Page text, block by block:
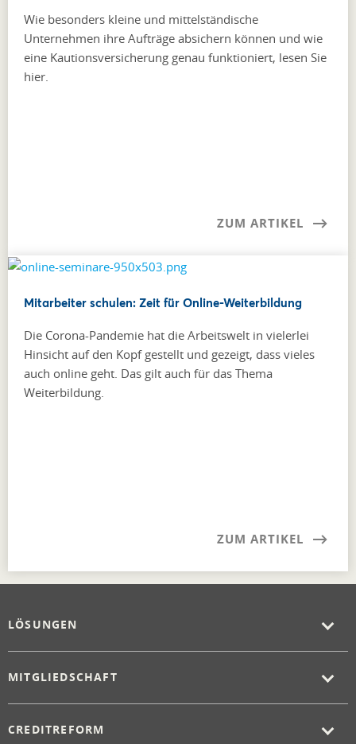
Wie besonders kleine und mittel­ständische
Unternehmen ihre Aufträge absichern können und wie
eine Kautionsversicherung genau funktioniert, lesen Sie
hier.
ZUM ARTIKEL
Mitarbeiter schulen: Zeit für Online-Weiterbildung
Die Corona-Pandemie hat die Arbeitswelt in vielerlei
Hinsicht auf den Kopf gestellt und gezeigt, dass vieles
auch online geht. Das gilt auch für das Thema
Weiterbildung.
ZUM ARTIKEL
LÖSUNGEN
MITGLIEDSCHAFT
CREDITREFORM